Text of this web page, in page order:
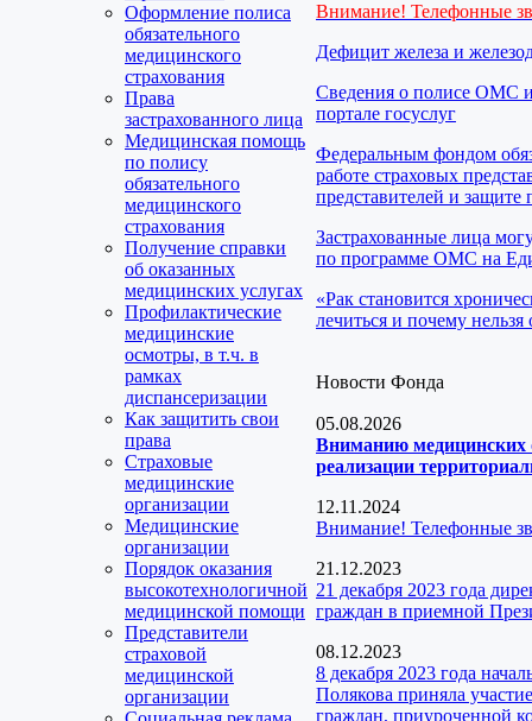
Оформление полиса
обязательного
медицинского
страхования
Права
застрахованного лица
Медицинская помощь
по полису
обязательного
медицинского
страхования
Получение справки
об оказанных
медицинских услугах
Профилактические
медицинские
осмотры, в т.ч. в
рамках
диспансеризации
Как защитить свои
права
Страховые
медицинские
организации
Медицинские
организации
Порядок оказания
высокотехнологичной
медицинской помощи
Представители
страховой
медицинской
организации
Внимание! Телефонные
Дефицит железа и
Сведения о полисе ОМС
портале госуслуг
Федеральным фондом
работе страховых
представителей и защите
Застрахованные лица
по программе ОМС на
«Рак становится
лечиться и почему нельзя
Новости Фонда
05.08.2026
Вниманию медицинских
реализации
12.11.2024
Внимание! Телефонные
21.12.2023
21 декабря 2023 года
граждан в приемной
08.12.2023
8 декабря 2023 года
Полякова приняла
граждан, приуроченной